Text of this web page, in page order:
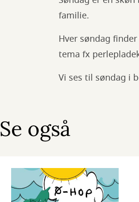
familie.
Hver søndag
tema fx
Vi ses til søndag i
Se også